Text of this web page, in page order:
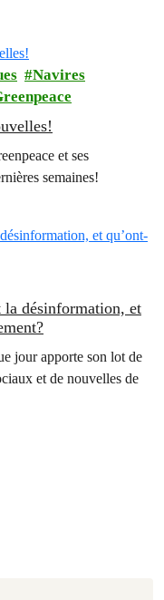
Navires
et ses
semaines!
la désinformation, et
jour apporte son lot de
et de nouvelles de